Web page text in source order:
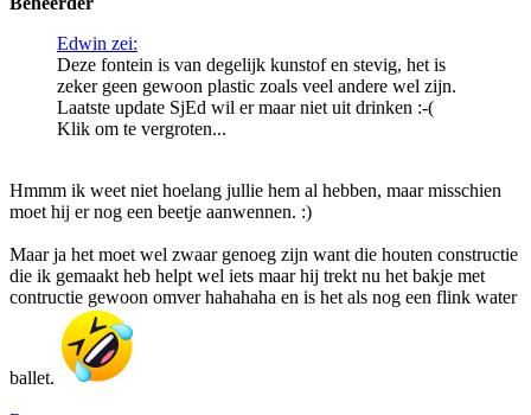
Edwin zei:
Deze fontein is van degelijk kunstof en stevig, het is
zeker geen gewoon plastic zoals veel andere wel zijn.
Laatste update SjEd wil er maar niet uit drinken :-(
Klik om te vergroten...
Hmmm ik weet niet hoelang jullie hem al hebben, maar misschien
moet hij er nog een beetje aanwennen. :)
Maar ja het moet wel zwaar genoeg zijn want die houten constructie
die ik gemaakt heb helpt wel iets maar hij trekt nu het bakje met
contructie gewoon omver hahahaha en is het als nog een flink water
ballet.